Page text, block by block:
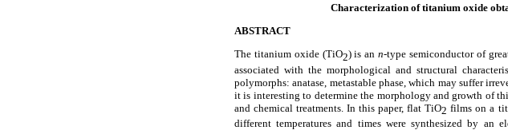
Characterization of titanium oxide
ABSTRACT
The titanium oxide (TiO2) is an n-type semiconductor of
associated with the morphological and structural
polymorphs: anatase, metastable phase, which may suffer
it is interesting to determine the morphology and growth of
and chemical treatments. In this paper, flatTiO2 films on a
different temperatures and times were synthesized by an